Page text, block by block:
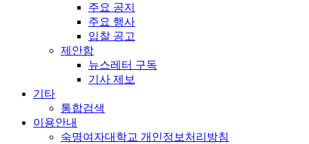
주요 공지
주요 행사
입찰 공고
제안함
뉴스레터 구독
기사 제보
기타
통합검색
이용안내
숙명여자대학교 개인정보처리방침